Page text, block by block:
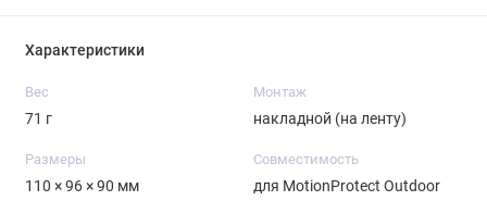
Характеристики
Вес
71 г
Монтаж
накладной (на ленту)
Размеры
110 × 96 × 90 мм
Совместимость
для MotionProtect Outdoor